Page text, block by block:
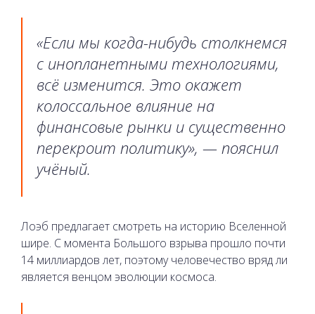
«Если мы когда-нибудь столкнемся
с инопланетными технологиями,
всё изменится. Это окажет
колоссальное влияние на
финансовые рынки и существенно
перекроит политику», — пояснил
учёный.
Лоэб предлагает смотреть на историю Вселенной
шире. С момента Большого взрыва прошло почти
14 миллиардов лет, поэтому человечество вряд ли
является венцом эволюции космоса.